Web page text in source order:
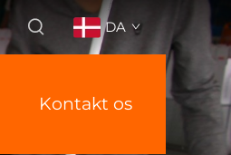
DA
Kontakt os